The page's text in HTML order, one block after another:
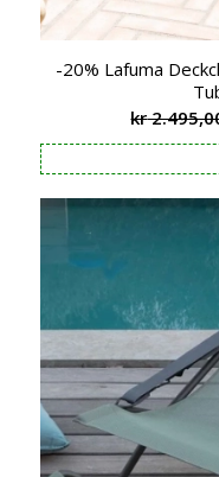
-20% Lafuma
kr